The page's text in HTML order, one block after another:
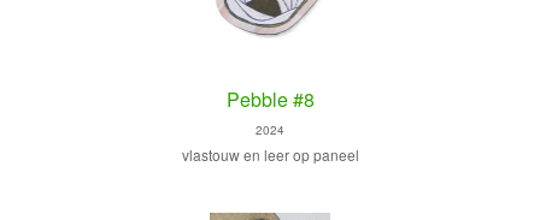
Pebble #8
2024
vlastouw en leer op paneel